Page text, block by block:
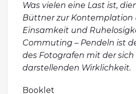
Was vielen eine Last ist,
Büttner zur Kontemplation
Einsamkeit und
Commuting – Pendeln ist
des Fotografen mit der sich
darstellenden Wirklichkeit.
Booklet